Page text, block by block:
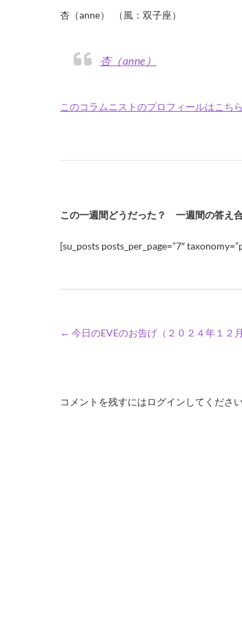
杏（anne） （風：双子座）
杏（anne）
このコラムニストのプロフィールはこちら
この一週間どうだった？ 一週間の答え
[su_posts posts_per_page=”7″
← 今日のEVEのお告げ（２０２４年１２
コメントを残すにはログインしてください